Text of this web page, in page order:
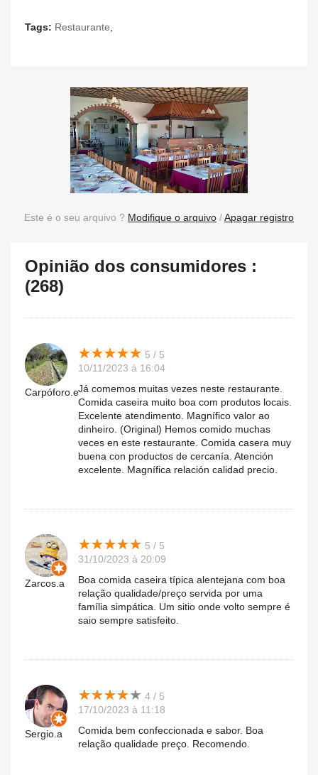
Tags: Restaurante
Este é o seu arquivo ? Modifique o arquivo /Apagar registro
Opinião dos consumidores :
(268)
Carpóforo.e
★★★★★
★★★★★ 5 / 5
10/11/2023 à 16:04
Já comemos muitas vezes neste restaurante.
Comida caseira muito boa com produtos locais.
Excelente atendimento. Magnífico valor ao
dinheiro. (Original) Hemos comido muchas
veces en este restaurante. Comida casera muy
buena con productos de cercanía. Atención
excelente. Magnífica relación calidad precio.
Zarcos.a
★★★★★
★★★★★ 5 / 5
31/10/2023 à 20:09
Boa comida caseira típica alentejana com boa
relação qualidade/preço servida por uma
família simpática. Um sitio onde volto sempre é
saio sempre satisfeito.
Sergio.a
★★★★★
★★★★★ 4 / 5
17/10/2023 à 11:18
Comida bem confeccionada e sabor. Boa
relação qualidade preço. Recomendo.